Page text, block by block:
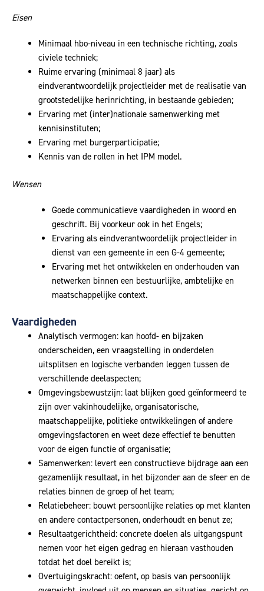
Eisen
Minimaal hbo-niveau in een technische richting, zoals
civiele techniek;
Ruime ervaring (minimaal 8 jaar) als
eindverantwoordelijk projectleider met de realisatie van
grootstedelijke herinrichting, in bestaande gebieden;
Ervaring met (inter)nationale samenwerking met
kennisinstituten;
Ervaring met burgerparticipatie;
Kennis van de rollen in het IPM model.
Wensen
Goede communicatieve vaardigheden in woord en
geschrift. Bij voorkeur ook in het Engels;
Ervaring als eindverantwoordelijk projectleider in
dienst van een gemeente in een G-4 gemeente;
Ervaring met het ontwikkelen en onderhouden van
netwerken binnen een bestuurlijke, ambtelijke en
maatschappelijke context.
Vaardigheden
Analytisch vermogen: kan hoofd- en bijzaken
onderscheiden, een vraagstelling in onderdelen
uitsplitsen en logische verbanden leggen tussen de
verschillende deelaspecten;
Omgevingsbewustzijn: laat blijken goed geïnformeerd te
zijn over vakinhoudelijke, organisatorische,
maatschappelijke, politieke ontwikkelingen of andere
omgevingsfactoren en weet deze effectief te benutten
voor de eigen functie of organisatie;
Samenwerken: levert een constructieve bijdrage aan een
gezamenlijk resultaat, in het bijzonder aan de sfeer en de
relaties binnen de groep of het team;
Relatiebeheer: bouwt persoonlijke relaties op met klanten
en andere contactpersonen, onderhoudt en benut ze;
Resultaatgerichtheid: concrete doelen als uitgangspunt
nemen voor het eigen gedrag en hieraan vasthouden
totdat het doel bereikt is;
Overtuigingskracht: oefent, op basis van persoonlijk